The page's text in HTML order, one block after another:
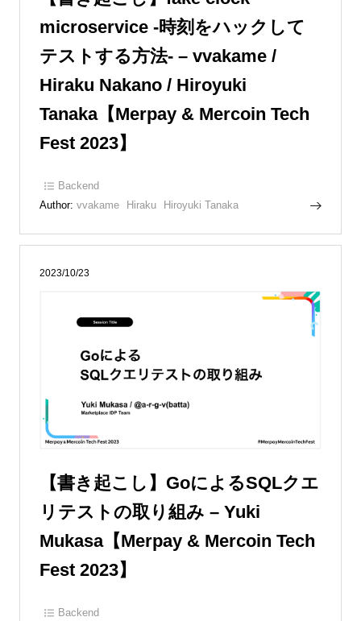
microservice -時刻をハックして
テストする方法- – vvakame /
Hiraku Nakano / Hiroyuki
Tanaka【Merpay & Mercoin Tech
Fest 2023】
Backend
Author: vvakame Hiraku Hiroyuki Tanaka
2023/10/23
【書き起こし】GoによるSQLクエ
リテストの取り組み – Yuki
Mukasa【Merpay & Mercoin Tech
Fest 2023】
Backend